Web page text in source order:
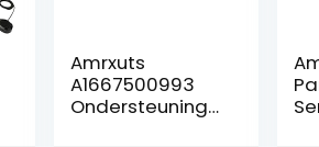
Amrxuts
A1667500993
Ondersteuning